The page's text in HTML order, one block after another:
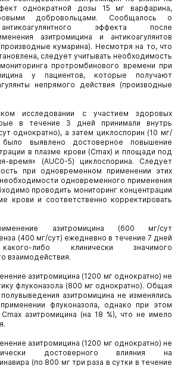
однократной дозы 15 мг варфарина,
добровольцами. Сообщалось о
эффекта после
азитромицина и антикоагулянтов
кумарина). Несмотря на то, что
следует учитывать необходимость
протромбинового времени при
у пациентов, которые получают
непрямого действия (производные
исследовании с участием здоровых
в течение 3 дней принимали внутрь
однократно), а затем циклоспорин (10 мг/
было выявлено достоверное повышение
в плазме крови (Сmах) и площади под
время» (AUC0-5) циклоспорина. Следует
при одновременном применении этих
одновременного применения
проводить мониторинг концентрации
крови и соответственно корректировать
азитромицина (600 мг/сут
(400 мг/сут) ежедневно в течение 7 дней
либо клинически значимого
взаимодействия.
азитромицина (1200 мг однократно) не
флуконазола (800 мг однократно). Общая
азитромицина не изменялись
флуконазола, однако при этом
азитромицина (на 18 %), что не имело
азитромицина (1200 мг однократно) не
достоверного влияния на
(по 800 мг три раза в сутки в течение